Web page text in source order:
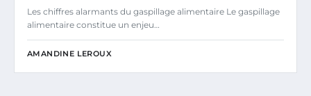
Les chiffres alarmants du gaspillage alimentaire Le gaspillage
alimentaire constitue un enjeu…
AMANDINE LEROUX